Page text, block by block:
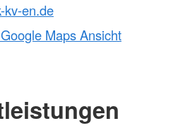
kv-en.de
Maps Ansicht